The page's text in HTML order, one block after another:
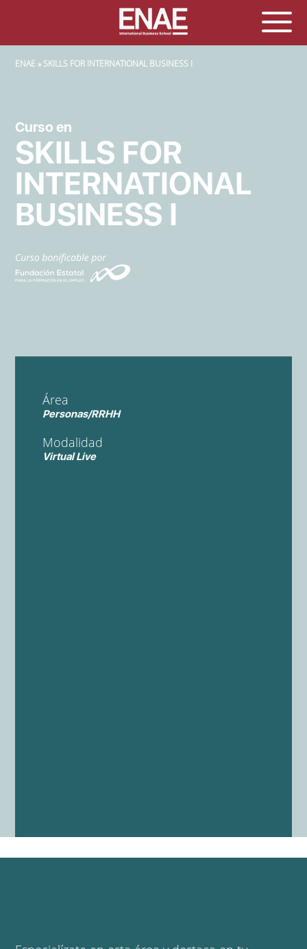
SOBRESCRIBIR ENLACES DE AYUDA A LA NAVEGACIÓN
ENAE SKILLS FOR INTERNATIONAL BUSINESS I
Curso en
SKILLS FOR
INTERNATIONAL
BUSINESS I
Área
Personas/RRHH
Modalidad
Virtual Live